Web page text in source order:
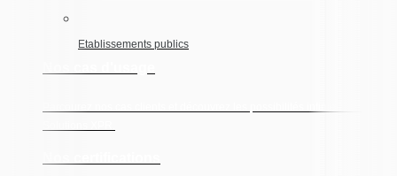
Etablissements publics